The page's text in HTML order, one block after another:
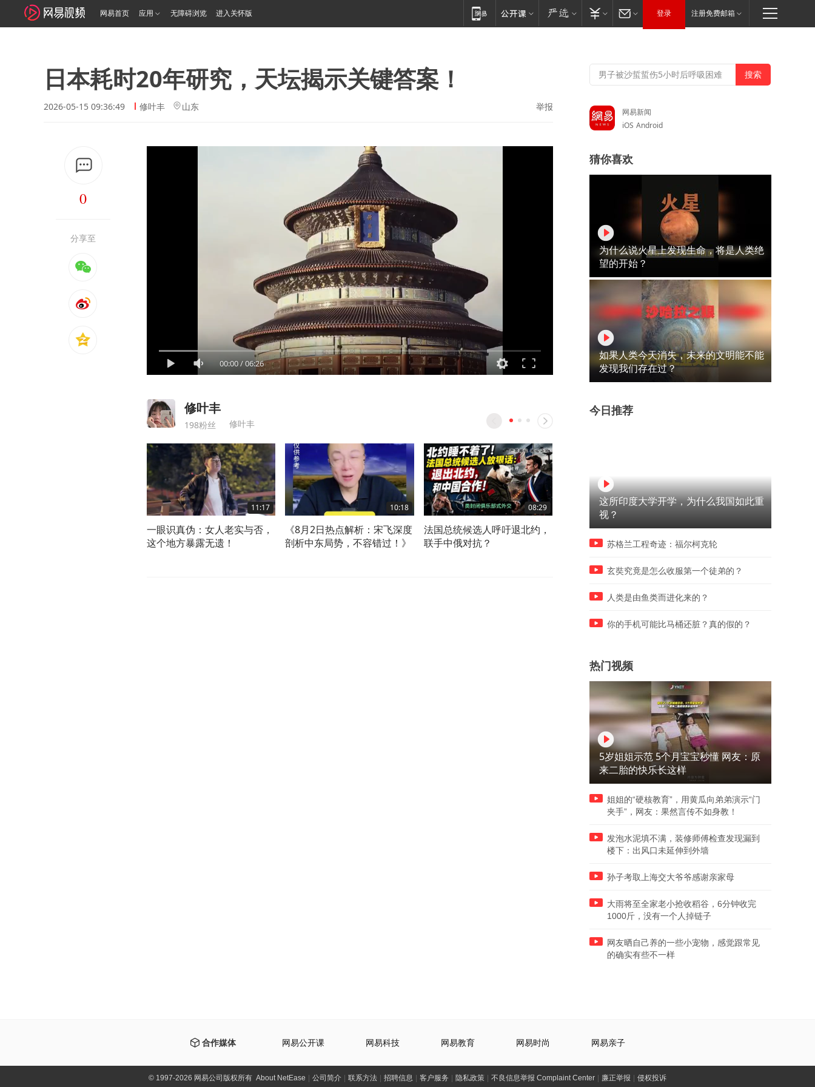
网易首页 应用 无障碍浏览 进入关怀版 登录 注册免费邮箱
日本耗时20年研究，天坛揭示关键答案！
2026-05-15 09:36:49 修叶丰 山东 举报
0
分享至
00:00/06:26
修叶丰
198粉丝 修叶丰
11:17
一眼识真伪：女人老实与否，
这个地方暴露无遗！
10:18
《8月2日热点解析：宋飞深度
剖析中东局势，不容错过！》
08:29
法国总统候选人呼吁退北约，
联手中俄对抗？
11:43
《笑翻！拍马屁也能出新招，
他却另辟蹊径，笑料横生》
《姐夫经理身份，小姨子公
肆虐，揭秘职场霸凌！》
网易新闻
iOS Android
猜你喜欢
为什么说火星上发现生命，将是人类绝
望的开始？
如果人类今天消失，未来的文明能不能
发现我们存在过？
今日推荐
这所印度大学开学，为什么我国如此重
视？
苏格兰工程奇迹：福尔柯克轮
玄奘究竟是怎么收服第一个徒弟的？
人类是由鱼类而进化来的？
你的手机可能比马桶还脏？真的假的？
热门视频
5岁姐姐示范 5个月宝宝秒懂 网友：原
来二胎的快乐长这样
姐姐的“硬核教育”，用黄瓜向弟弟演示“门
夹手”，网友：果然言传不如身教！
发泡水泥填不满，装修师傅检查发现漏到
楼下：出风口未延伸到外墙
孙子考取上海交大爷爷感谢亲家母
大雨将至全家老小抢收稻谷，6分钟收完
1000斤，没有一个人掉链子
网友晒自己养的一些小宠物，感觉跟常见
的确实有些不一样
合作媒体 网易公开课 网易科技 网易教育 网易时尚 网易亲子
©1997-2026 网易公司版权所有 About NetEase 公司简介 联系方法 招聘信息 客户服务 隐私政策 不良信息举报 Complaint Center 廉正举报 侵权投诉